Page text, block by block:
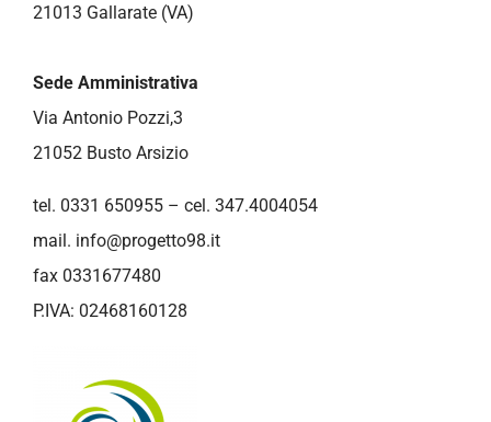
21013 Gallarate (VA)
Sede Amministrativa
Via Antonio Pozzi,3
21052 Busto Arsizio
tel. 0331 650955 – cel. 347.4004054
mail. info@progetto98.it
fax 0331677480
P.IVA: 02468160128